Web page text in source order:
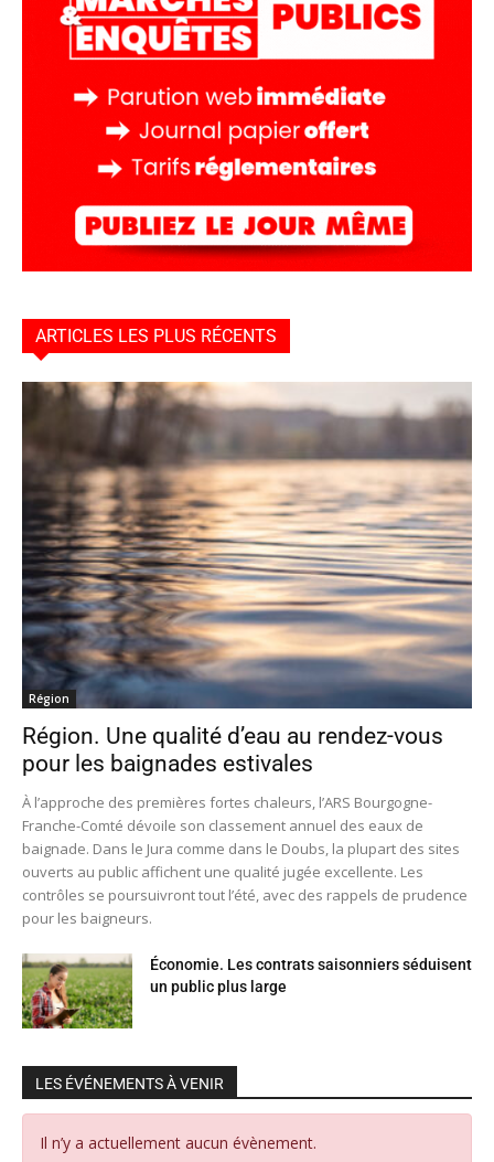
ARTICLES LES PLUS RÉCENTS
Région
Région. Une qualité d’eau au rendez-vous
pour les baignades estivales
À l’approche des premières fortes chaleurs, l’ARS Bourgogne-
Franche-Comté dévoile son classement annuel des eaux de
baignade. Dans le Jura comme dans le Doubs, la plupart des sites
ouverts au public affichent une qualité jugée excellente. Les
contrôles se poursuivront tout l’été, avec des rappels de prudence
pour les baigneurs.
Économie. Les contrats saisonniers séduisent
un public plus large
LES ÉVÉNEMENTS À VENIR
Il n’y a actuellement aucun évènement.